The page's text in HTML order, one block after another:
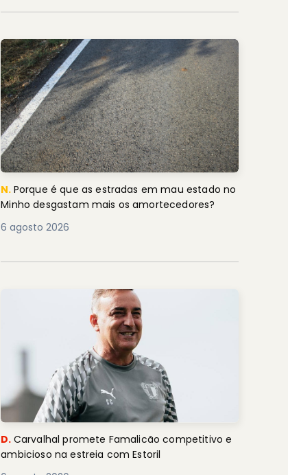
N. Porque é que as estradas em mau estado no
Minho desgastam mais os amortecedores?
6 agosto 2026
D. Carvalhal promete Famalicão competitivo e
ambicioso na estreia com Estoril